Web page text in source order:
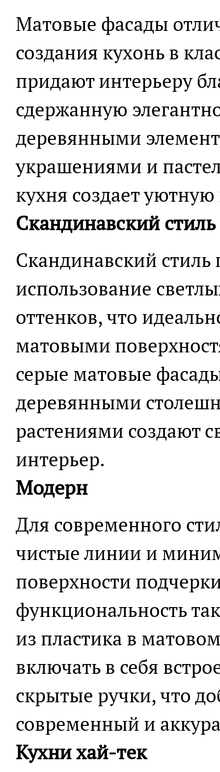
Матовые фасады
создания кухонь в
придают интерьеру
сдержанную
деревянными
украшениями и
кухня создает
Скандинавский стиль
Скандинавский стиль
использование
оттенков, что
матовыми
серые матовые
деревянными
растениями создают
интерьер.
Модерн
Для современного
чистые линии и
поверхности
функциональность
из пластика в
включать в себя
скрытые ручки, что
современный и
Кухни хай-тек